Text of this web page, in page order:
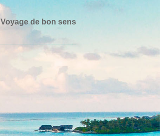
Voyage de bon sens